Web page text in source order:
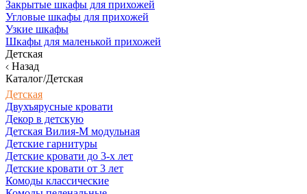
Закрытые шкафы для прихожей
Угловые шкафы для прихожей
Узкие шкафы
Шкафы для маленькой прихожей
Детская
Назад
Каталог/Детская
Детская
Двухъярусные кровати
Декор в детскую
Детская Вилия-М модульная
Детские гарнитуры
Детские кровати до 3-х лет
Детские кровати от 3 лет
Комоды классические